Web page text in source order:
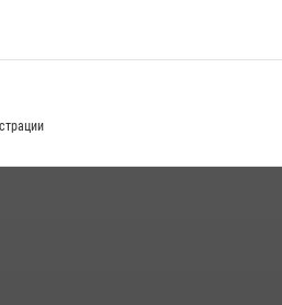
задержали хулигана,
пистолетом